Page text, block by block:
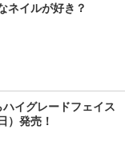
ネイルが好き？
ハイグレードフェイス
）発売！